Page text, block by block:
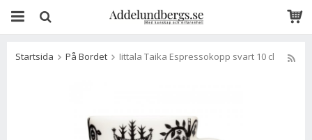
Startsida På Bordet Iittala Taika Espressokopp svart 10 cl